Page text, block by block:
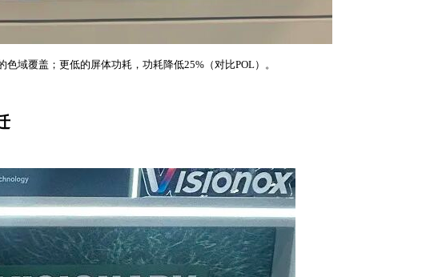
域覆盖；更低的屏体功耗，功耗降低25%（对比POL）。